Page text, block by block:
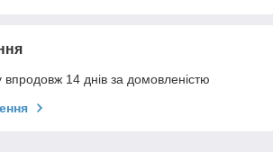
14 днів за домовленістю